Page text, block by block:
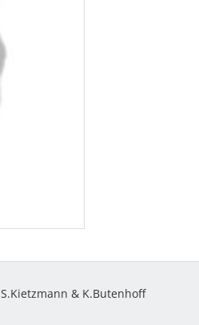
S.Kietzmann & K.Butenhoff